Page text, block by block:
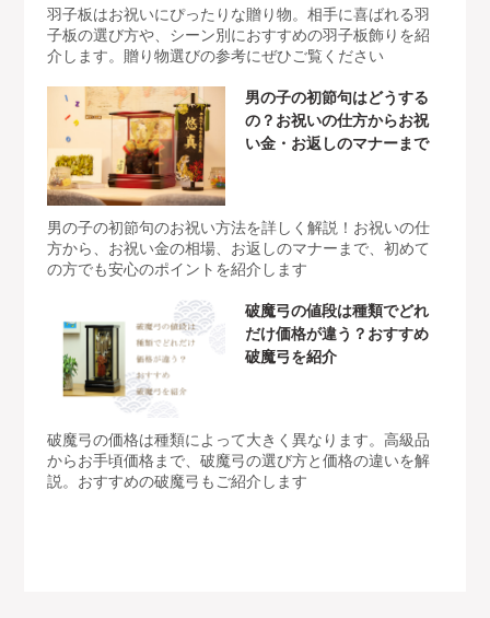
羽子板はお祝いにぴったりな贈り物。相手に喜ばれる羽
子板の選び方や、シーン別におすすめの羽子板飾りを紹
介します。贈り物選びの参考にぜひご覧ください
男の子の初節句はどうする
の？お祝いの仕方からお祝
い金・お返しのマナーまで
男の子の初節句のお祝い方法を詳しく解説！お祝いの仕
方から、お祝い金の相場、お返しのマナーまで、初めて
の方でも安心のポイントを紹介します
破魔弓の値段は種類でどれ
だけ価格が違う？おすすめ
破魔弓を紹介
破魔弓の価格は種類によって大きく異なります。高級品
からお手頃価格まで、破魔弓の選び方と価格の違いを解
説。おすすめの破魔弓もご紹介します